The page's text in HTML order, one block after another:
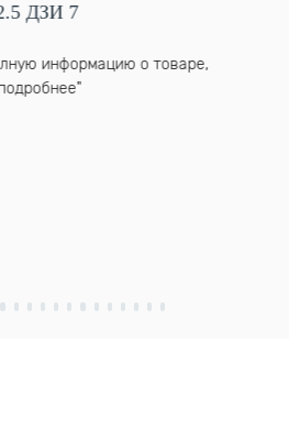
ДЗИ 7
информацию о товаре,